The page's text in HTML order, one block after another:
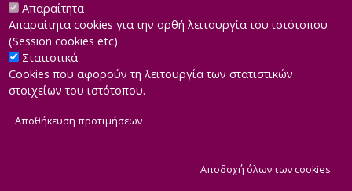
Developed byINTEROPTICS
Απαραίτητα
Απαραίτητα cookies για την ορθή λειτουργία του ιστότοπου
(Session cookies etc)
Στατιστικά
Cookies που αφορούν τη λειτουργία των στατιστικών
στοιχείων του ιστότοπου.
Αποθήκευση προτιμήσεων
Αποδοχή όλων των cookies